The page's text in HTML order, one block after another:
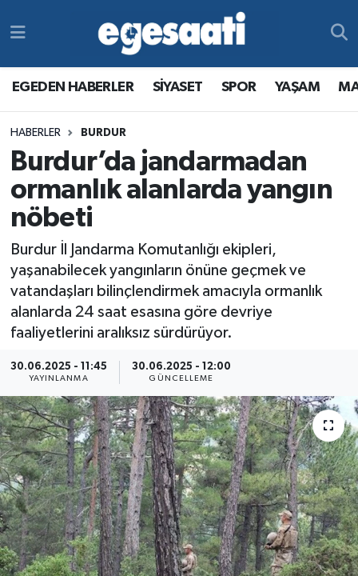
EGEDEN HABERLER SİYASET SPOR YAŞAM
HABERLER BURDUR
Burdur’da jandarmadan
ormanlık alanlarda yangın
nöbeti
Burdur İl Jandarma Komutanlığı ekipleri,
yaşanabilecek yangınların önüne geçmek ve
vatandaşları bilinçlendirmek amacıyla ormanlık
alanlarda 24 saat esasına göre devriye
faaliyetlerini aralıksız sürdürüyor.
30.06.2025 - 11:45
YAYINLANMA
30.06.2025 - 12:00
GÜNCELLEME
MAGAZİN
RESMİ REKLAMLAR
YAŞAM
MAGAZİN
RESMİ REKLAMLAR
Egemax TV
Tüm Manşetler
Son Dakika Haberleri
Haber Arşivi